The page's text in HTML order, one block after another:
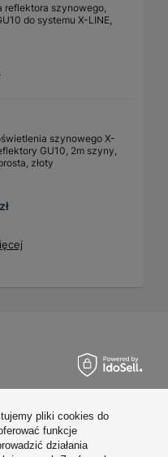
reflektora szynowego,
do systemu X-LINE,
szynowego X-
GU10, 2m szyny,
złoty
pliki cookies do
funkcje
działania